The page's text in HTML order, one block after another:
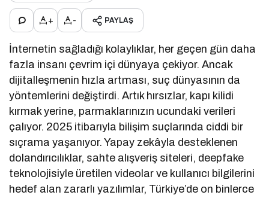
+ - PAYLAŞ
İnternetin sağladığı kolaylıklar, her geçen gün daha
fazla insanı çevrim içi dünyaya çekiyor. Ancak
dijitalleşmenin hızla artması, suç dünyasının da
yöntemlerini değiştirdi. Artık hırsızlar, kapı kilidi
kırmak yerine, parmaklarınızın ucundaki verileri
çalıyor. 2025 itibarıyla bilişim suçlarında ciddi bir
sıçrama yaşanıyor. Yapay zekâyla desteklenen
dolandırıcılıklar, sahte alışveriş siteleri, deepfake
teknolojisiyle üretilen videolar ve kullanıcı bilgilerini
hedef alan zararlı yazılımlar, Türkiye’de on binlerce